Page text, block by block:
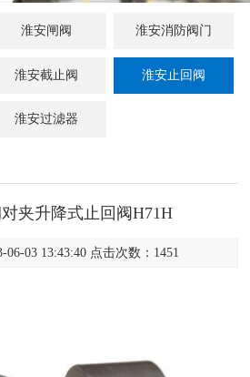
淮安闸阀 淮安消防阀门
淮安截止阀 淮安止回阀
淮安过滤器
夹升降式止回阀H71H
06-03 13:43:40 点击次数：1451